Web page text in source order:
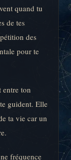
quand tu
de tes
des
pour te
entre ton
guident. Elle
ta vie car un
fréquence